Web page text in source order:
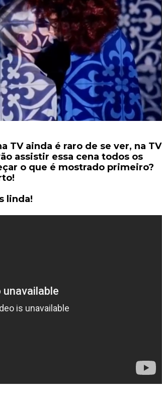
TV ainda é raro de se ver, na TV
assistir essa cena todos os
o que é mostrado primeiro?
linda!